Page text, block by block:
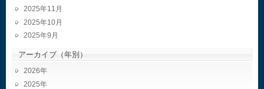
2025年11月
2025年10月
2025年9月
アーカイブ（年別）
2026
2025